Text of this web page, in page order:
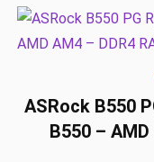
ASRock B550
B550 –